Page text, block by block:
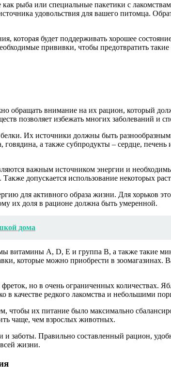
рыба или специальные пакетики с
удовольствия для вашего питомца.
которая будет поддерживать хорошее
прививки, чтобы предотвратить
обращать внимание на их рацион, который
позволяет избежать многих заболеваний и
Их источники должны быть
а также субпродукты – сердце,
важным источником энергии и
допускается использование некоторых
для активного образа жизни. Для хорьков
их доля в рационе должна быть умеренной.
дома
A, D, E и группа B, а также такие
которые можно приобрести в
но в очень ограниченных количествах.
в качестве редкого лакомства и небольшими
чтобы их питание было максимально
чаще, чем взрослых животных.
и заботы. Правильно составленный рацион,
жизни.